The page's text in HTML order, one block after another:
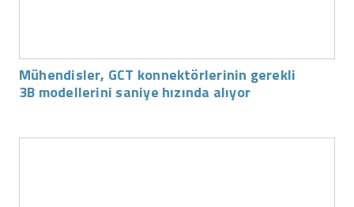
Mühendisler, GCT konnektörlerinin gerekli
3B modellerini saniye hızında alıyor